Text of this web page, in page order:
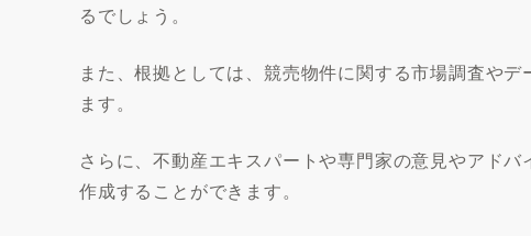
るでしょう。
また、根拠としては、競売物件に関する市場調査や
ます。
さらに、不動産エキスパートや専門家の意見やアド
作成することができます。